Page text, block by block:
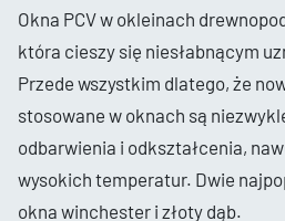
Okna PCV w okleinach
która cieszy się niesłabnącym
Przede wszystkim dlatego, że
stosowane w oknach są
odbarwienia i odkształcenia,
wysokich temperatur. Dwie
okna winchester i złoty dąb.